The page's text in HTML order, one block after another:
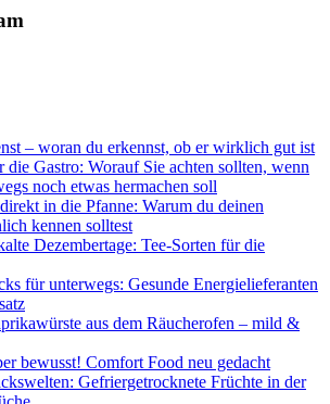
– woran du erkennst, ob er wirklich gut ist
die Gastro: Worauf Sie achten sollten, wenn
noch etwas hermachen soll
in die Pfanne: Warum du deinen
kennen solltest
Dezembertage: Tee-Sorten für die
für unterwegs: Gesunde Energielieferanten
aus dem Räucherofen – mild &
bewusst! Comfort Food neu gedacht
Gefriergetrocknete Früchte in der